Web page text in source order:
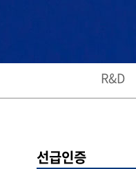
R&D
선급인증